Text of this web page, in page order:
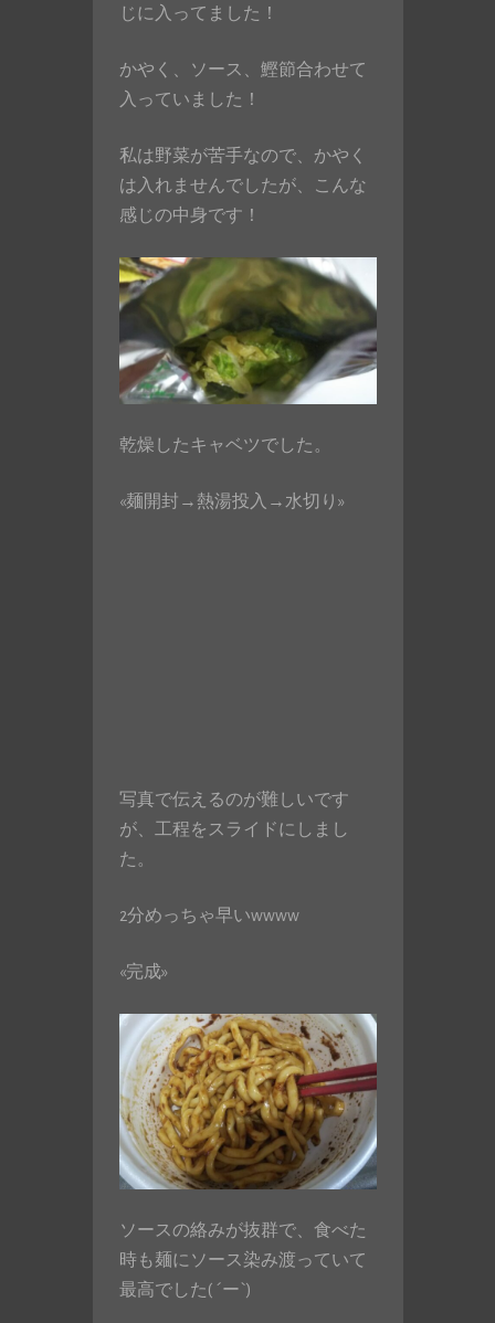
じに入ってました！
かやく、ソース、鰹節合わせて
入っていました！
私は野菜が苦手なので、かやく
は入れませんでしたが、こんな
感じの中身です！
乾燥したキャベツでした。
«麺開封→熱湯投入→水切り»
写真で伝えるのが難しいです
が、工程をスライドにしまし
た。
2分めっちゃ早いwwww
«完成»
ソースの絡みが抜群で、食べた
時も麺にソース染み渡っていて
最高でした( ´ー`)